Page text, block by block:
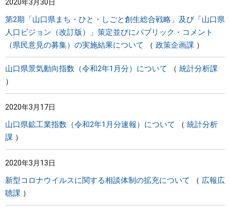
2020年3月30日
第2期「山口県まち・ひと・しごと創生総合戦略」及び「山口県
人口ビジョン（改訂版）」策定並びにパブリック・コメント
（県民意見の募集）の実施結果について
政策企画課
山口県景気動向指数（令和2年1月分）について 統計分析課
2020年3月17日
山口県鉱工業指数（令和2年1月分速報）について
統計分析
課
2020年3月13日
新型コロナウイルスに関する相談体制の拡充について
広報広
聴課